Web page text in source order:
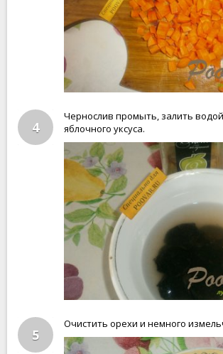
4
Чернослив промыть, залить
яблочного уксуса.
5
Очистить орехи и немного